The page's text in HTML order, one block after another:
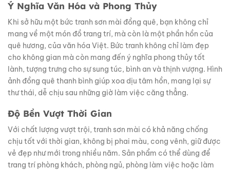
Ý Nghĩa Văn Hóa và Phong Thủy
Khi sở hữu một bức tranh sơn mài đồng quê, bạn không chỉ
mang về một món đồ trang trí, mà còn là một phần hồn của
quê hương, của văn hóa Việt. Bức tranh không chỉ làm đẹp
cho không gian mà còn mang đến ý nghĩa phong thủy tốt
lành, tượng trưng cho sự sung túc, bình an và thịnh vượng. Hình
ảnh đồng quê thanh bình giúp xoa dịu tâm hồn, mang lại sự
thư thái, dễ chịu sau những giờ làm việc căng thẳng.
Độ Bền Vượt Thời Gian
Với chất lượng vượt trội, tranh sơn mài có khả năng chống
chịu tốt với thời gian, không bị phai màu, cong vênh, giữ được
vẻ đẹp như mới trong nhiều năm. Sản phẩm có thể dùng để
trang trí phòng khách, phòng ngủ, phòng làm việc hoặc làm